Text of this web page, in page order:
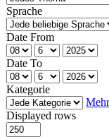
Sprache
Date From
Date To
Kategorie
Displayed rows